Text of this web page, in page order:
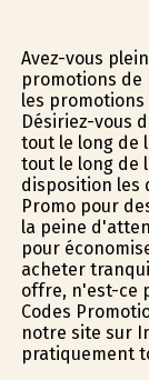
Avez-vous
promotions de
les
Désiriez-vous
tout le long de
tout le long de
disposition les
Promo pour
la peine
pour
acheter
offre, n'est-ce
Codes
notre site sur
pratiquement